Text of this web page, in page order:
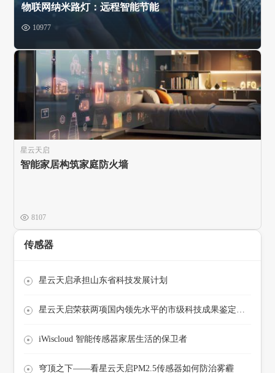
物联网纳米路灯：远程智能节能
10977
星云天启
智能家居构筑家庭防火墙
8107
传感器
星云天启承担山东省科技发展计划
iWiscloud 智能传感器家居生活的保卫者
穹顶之下——看星云天启PM2.5传感器如何防治雾霾